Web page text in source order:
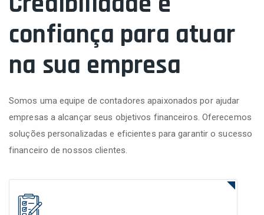
confiança para atuar
na sua empresa
Somos uma equipe de contadores apaixonados por ajudar
empresas a alcançar seus objetivos financeiros. Oferecemos
soluções personalizadas e eficientes para garantir o sucesso
financeiro de nossos clientes.